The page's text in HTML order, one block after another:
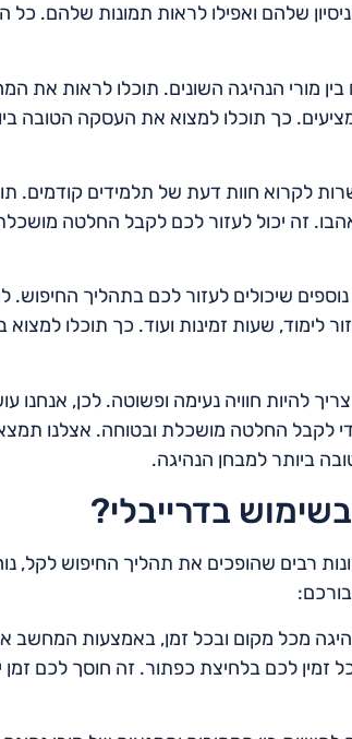
שלהם ואפילו לראות תמונות שלהם. כל
מורי הנהיגה השונים. תוכלו לראות את
כך תוכלו למצוא את העסקה הטובה
לקרוא חוות דעת של תלמידים קודמים.
זה יכול לעזור לכם לקבל החלטה
שיכולים לעזור לכם בתהליך החיפוש.
לימוד, שעות זמינות ועוד. כך תוכלו
להיות חוויה נעימה ופשוטה. לכן, אנחנו
לקבל החלטה מושכלת ובטוחה. אצלנו
ביותר למבחן הנהיגה.
בדרייבלי?
רבים שהופכים את תהליך החיפוש לקל, נוח
מכל מקום ובכל זמן, באמצעות המחשב
זמין לכם בלחיצת כפתור. זה חוסך לכם